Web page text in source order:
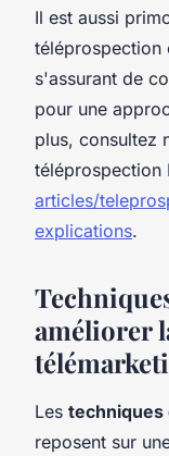
Il est aussi
téléprospection
s'assurant de
pour une
plus, consultez
téléprospection
articles/
explications.
améliorer
Les techniques
reposent sur